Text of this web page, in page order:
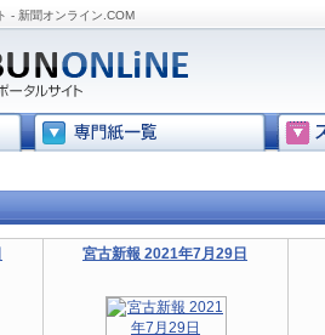
- 新聞オンライン.COM
宮古新報 2021年7月29日